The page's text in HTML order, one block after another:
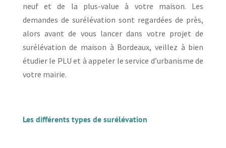
neuf et de la plus-value à votre maison. Les
demandes de surélévation sont regardées de près,
alors avant de vous lancer dans votre projet de
surélévation de maison à Bordeaux, veillez à bien
étudier le PLU et à appeler le service d’urbanisme de
votre mairie.
Les différents types de surélévation